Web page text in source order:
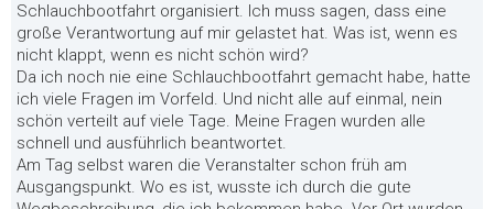
Schlauchbootfahrt organisiert. Ich muss sagen, dass eine
große Verantwortung auf mir gelastet hat. Was ist, wenn es
nicht klappt, wenn es nicht schön wird?
Da ich noch nie eine Schlauchbootfahrt gemacht habe, hatte
ich viele Fragen im Vorfeld. Und nicht alle auf einmal, nein
schön verteilt auf viele Tage. Meine Fragen wurden alle
schnell und ausführlich beantwortet.
Am Tag selbst waren die Veranstalter schon früh am
Ausgangspunkt. Wo es ist, wusste ich durch die gute